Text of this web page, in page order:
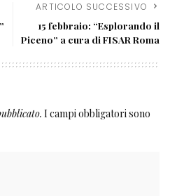
ARTICOLO SUCCESSIVO
15 febbraio: “Esplorando il
Piceno” a cura di FISAR Roma
I campi obbligatori sono